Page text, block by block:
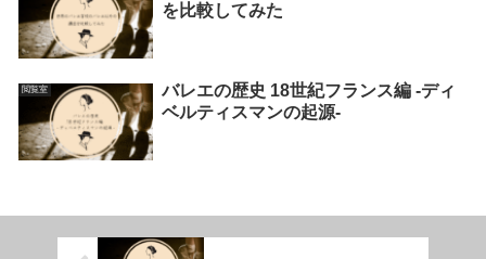
を比較してみた
閲覧室
バレエの歴史 18世紀フランス編 -ディ
ベルティスマンの起源-